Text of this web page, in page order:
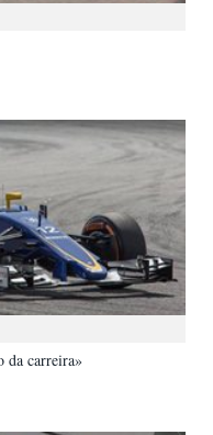
da carreira»